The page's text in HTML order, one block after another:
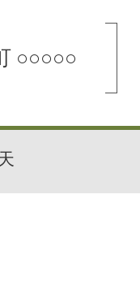
○○○○○